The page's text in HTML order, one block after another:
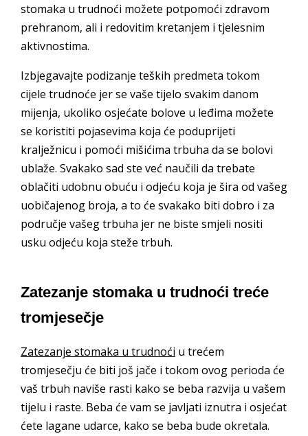
stomaka u trudnoći možete potpomoći zdravom
prehranom, ali i redovitim kretanjem i tjelesnim
aktivnostima.
Izbjegavajte podizanje teških predmeta tokom
cijele trudnoće jer se vaše tijelo svakim danom
mijenja, ukoliko osjećate bolove u leđima možete
se koristiti pojasevima koja će poduprijeti
kralježnicu i pomoći mišićima trbuha da se bolovi
ublaže. Svakako sad ste već naučili da trebate
oblačiti udobnu obuću i odjeću koja je šira od vašeg
uobičajenog broja, a to će svakako biti dobro i za
područje vašeg trbuha jer ne biste smjeli nositi
usku odjeću koja steže trbuh.
Zatezanje stomaka u trudnoći treće
tromjesečje
Zatezanje stomaka u trudnoći u trećem
tromjesečju će biti još jače i tokom ovog perioda će
vaš trbuh naviše rasti kako se beba razvija u vašem
tijelu i raste. Beba će vam se javljati iznutra i osjećat
ćete lagane udarce, kako se beba bude okretala.